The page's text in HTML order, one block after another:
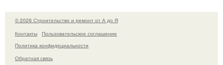
© 2026 Строительство и ремонт от А до Я
Контакты
Пользовательское соглашение
Политика конфидециальности
Обратная связь